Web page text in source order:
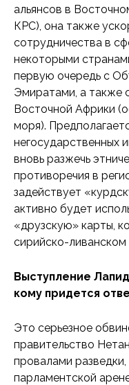
альянсов в
КРС), она также
сотрудничества в
некоторыми
первую очередь с
Эмиратами, а также
Восточной Африки
моря).
негосударственных
вновь разжечь
противоречия в
задействует
активно будет
«друзскую» карты,
сирийско-ливанском
Выступление
кому придется
Это серьезное
правительство
провалами
парламентской